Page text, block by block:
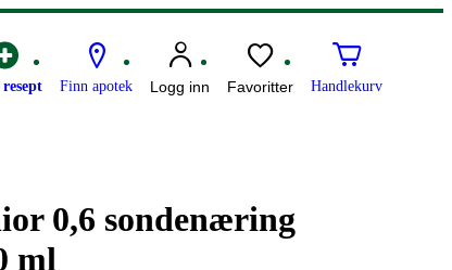
Finn apotek Logg inn Favoritter Handlekurv
0,6 sondenæring
ml